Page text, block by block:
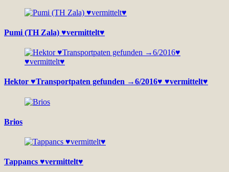
Pumi (TH Zala) ♥vermittelt♥
Hektor ♥Transportpaten gefunden →6/2016♥ ♥vermittelt♥
Brios
Tappancs ♥vermittelt♥